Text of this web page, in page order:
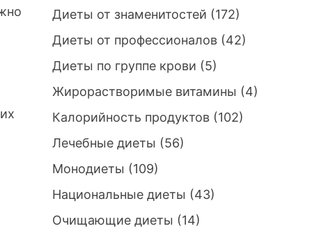
Диеты от знаменитостей (172)
Диеты от профессионалов(42)
Диеты по группе крови (5)
Жирорастворимые витамины (4)
Калорийность продуктов(102)
Лечебные диеты (56)
Монодиеты (109)
Национальные диеты (43)
Очищающие диеты (14)